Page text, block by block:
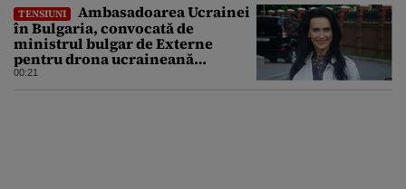
TENSIUNI
Ambasadoarea Ucrainei
în Bulgaria, convocată de
ministrul bulgar de Externe
pentru drona ucraineană
prăbușită în apropierea
00:21